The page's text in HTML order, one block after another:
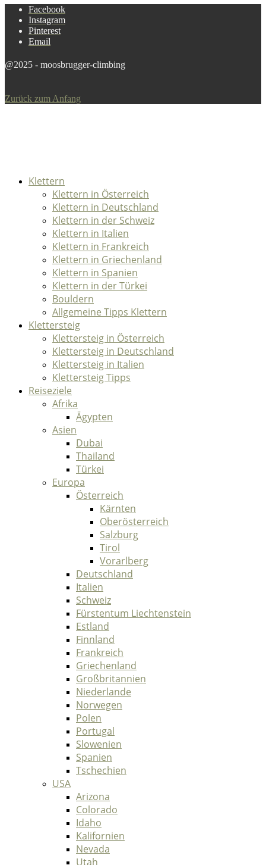
Facebook
Instagram
Pinterest
Email
@2025 - moosbrugger-climbing
Zurück zum Anfang
Klettern
Klettern in Österreich
Klettern in Deutschland
Klettern in der Schweiz
Klettern in Italien
Klettern in Frankreich
Klettern in Griechenland
Klettern in Spanien
Klettern in der Türkei
Bouldern
Allgemeine Tipps Klettern
Klettersteig
Klettersteig in Österreich
Klettersteig in Deutschland
Klettersteig in Italien
Klettersteig Tipps
Reiseziele
Afrika
Ägypten
Asien
Dubai
Thailand
Türkei
Europa
Österreich
Kärnten
Oberösterreich
Salzburg
Tirol
Vorarlberg
Deutschland
Italien
Schweiz
Fürstentum Liechtenstein
Estland
Finnland
Frankreich
Griechenland
Großbritannien
Niederlande
Norwegen
Polen
Portugal
Slowenien
Spanien
Tschechien
USA
Arizona
Colorado
Idaho
Kalifornien
Nevada
Utah